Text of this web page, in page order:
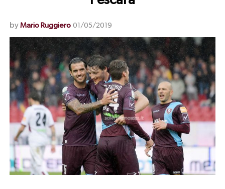
by Mario Ruggiero 01/05/2019